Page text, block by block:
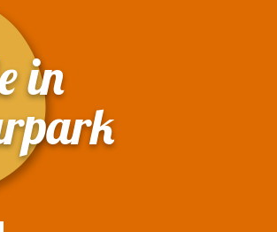
in